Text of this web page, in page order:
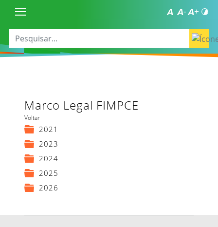
Marco Legal FIMPCE
Voltar
2021
2023
2024
2025
2026